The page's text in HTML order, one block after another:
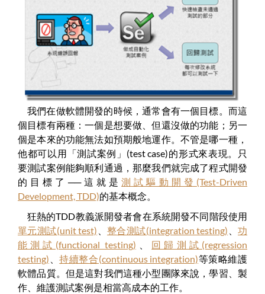
我們在做軟體開發的時候，通常會有一個目標。而這
個目標有兩種：一個是想要做、但還沒做的功能；另一
個是本來的功能無法如預期般地運作。不管是哪一種，
他都可以用「測試案例」(test case)的形式來表現。只
要測試案例能夠順利通過，那麼我們就完成了程式開發
的目標了──這就是測試驅動開發(Test-Driven
Development, TDD)的基本概念。
狂熱的TDD教義派開發者會在系統開發不同階段使用
單元測試(unit test) 、整合測試(integration testing) 、功
能測試(functional testing)
回歸測試(regression
testing) 、持續整合(continuous integration)等策略維護
軟體品質。但是這對我們這種小型團隊來說，學習、製
作、維護測試案例是相當高成本的工作。